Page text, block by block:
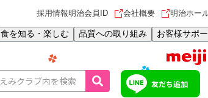
食を知る・楽しむ 品質への取り組み お客様サポ
採用情報明治会員ID 会社概要 明治ホー
友だち追加